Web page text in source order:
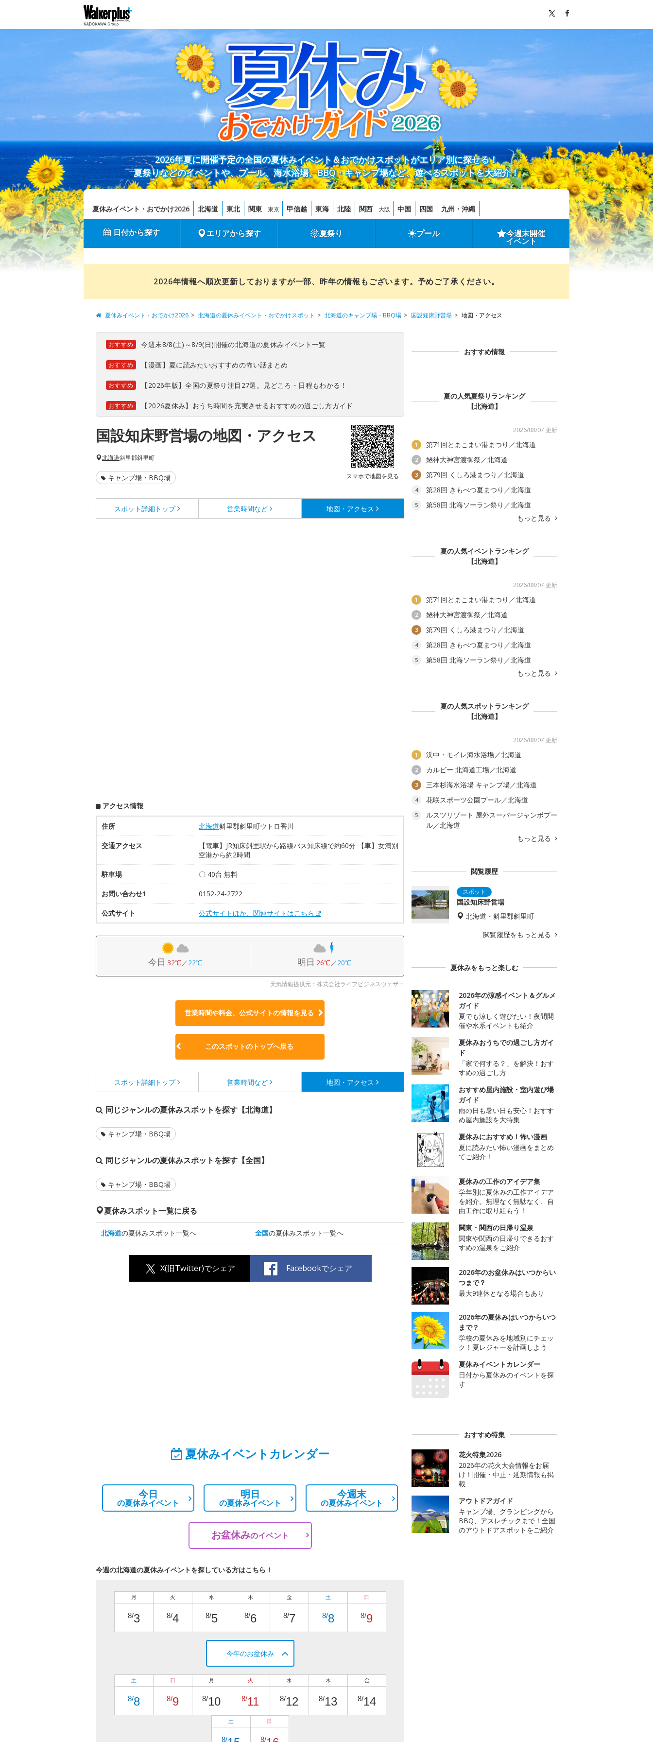
2026年夏に開催予定の全国の夏休みイベント＆おでかけスポットがエリア別に探せる！
夏祭りなどのイベントや、プール、海水浴場、BBQ・キャンプ場など、遊べるスポットを大紹介！
夏休みイベント・おでかけ2026 北海道 東北 関東 東京 甲信越 東海 北陸 関西 大阪 中国 四国 九州・沖縄
日付から探す エリアから探す 夏祭り プール 今週末開催
イベント
2026年情報へ順次更新しておりますが一部、昨年の情報もございます。予めご了承ください。
夏休みイベント・おでかけ2026 北海道の夏休みイベント・おでかけスポット 北海道のキャンプ場・BBQ場 国設知床野営場 地図・アクセス
おすすめ 今週末8/8(土)～8/9(日)開催の北海道の夏休みイベント一覧
おすすめ 【漫画】夏に読みたいおすすめの怖い話まとめ
おすすめ 【2026年版】全国の夏祭り注目27選。見どころ・日程もわかる！
おすすめ 【2026夏休み】おうち時間を充実させるおすすめの過ごし方ガイド
国設知床野営場の地図・アクセス
スマホで地図を見る
北海道斜里郡斜里町
キャンプ場・BBQ場
スポット詳細 トップ 営業時間など 地図・アクセス
アクセス情報
住所 北海道斜里郡斜里町ウトロ香川
交通アクセス
【電車】JR知床斜里駅から路線バス知床線で約60分 【車】女満別
空港から約2時間
駐車場 〇 40台 無料
お問い合わせ1 0152-24-2722
公式サイト 公式サイトほか、関連サイトはこちら
今日 32℃／22℃ 明日 26℃／20℃
天気情報提供元：株式会社ライフビジネスウェザー
営業時間や料金、公式サイトの情報を見る
このスポットのトップへ戻る
スポット詳細 トップ 営業時間など 地図・アクセス
同じジャンルの夏休みスポットを探す【北海道】
キャンプ場・BBQ場
同じジャンルの夏休みスポットを探す【全国】
キャンプ場・BBQ場
夏休みスポット一覧に戻る
北海道の夏休みスポット一覧へ 全国の夏休みスポット一覧へ
X(旧Twitter)でシェア Facebookでシェア
夏休みイベントカレンダー
今日
の夏休みイベント
明日
の夏休みイベント
今週末
の夏休みイベント
お盆休みのイベント
今週の北海道の夏休みイベントを探している方はこちら！
月
8/3
火
8/4
水
8/5
木
8/6
金
8/7
土
8/8
日
8/9
今年のお盆休み
土
8/8
日
8/9
月
8/10
火
8/11
水
8/12
木
8/13
金
8/14
土
8/
日
8/
おすすめ情報
夏の人気夏祭りランキング
【北海道】
2026/08/07 更新
1 第71回とまこまい港まつり／北海道
2 姥神大神宮渡御祭／北海道
3 第79回 くしろ港まつり／北海道
4 第28回 きもべつ夏まつり／北海道
5
第58回 北海ソーラン祭り／北海道
もっと見る
夏の人気イベントランキング
【北海道】
2026/08/07 更新
1 第71回とまこまい港まつり／北海道
2 姥神大神宮渡御祭／北海道
3 第79回 くしろ港まつり／北海道
4 第28回 きもべつ夏まつり／北海道
5
第58回 北海ソーラン祭り／北海道
もっと見る
夏の人気スポットランキング
【北海道】
2026/08/07 更新
1 浜中・モイレ海水浴場／北海道
2 カルビー 北海道工場／北海道
3 三本杉海水浴場 キャンプ場／北海道
4 花咲スポーツ公園プール／北海道
5
ルスツリゾート 屋外スーパージャンボプー
ル／北海道
もっと見る
閲覧履歴
国設知床野営場
北海道・斜里郡斜里町
閲覧履歴をもっと見る
夏休みをもっと楽しむ
2026年の涼感イベント＆グルメ
ガイド
夏でも涼しく遊びたい！夜間開
催や水系イベントも紹介
夏休みおうちでの過ごし方ガイ
ド
「家で何する？」を解決！おす
すめの過ごし方
おすすめ屋内施設・室内遊び場
ガイド
雨の日も暑い日も安心！おすす
め屋内施設を大特集
夏休みにおすすめ！怖い漫画
夏に読みたい怖い漫画をまとめ
てご紹介！
夏休みの工作のアイデア集
学年別に夏休みの工作アイデア
を紹介。無理なく無駄なく、自
由工作に取り組もう！
関東・関西の日帰り温泉
関東や関西の日帰りできるおす
すめの温泉をご紹介
2026年のお盆休みはいつからい
つまで？
最大9連休となる場合もあり
2026年の夏休みはいつからいつ
まで？
学校の夏休みを地域別にチェッ
ク！夏レジャーを計画しよう
夏休みイベントカレンダー
日付から夏休みのイベントを探
す
おすすめ特集
花火特集2026
2026年の花火大会情報をお届
け！開催・中止・延期情報も掲
載
アウトドアガイド
キャンプ場、グランピングから
BBQ、アスレチックまで！全国
のアウトドアスポットをご紹介